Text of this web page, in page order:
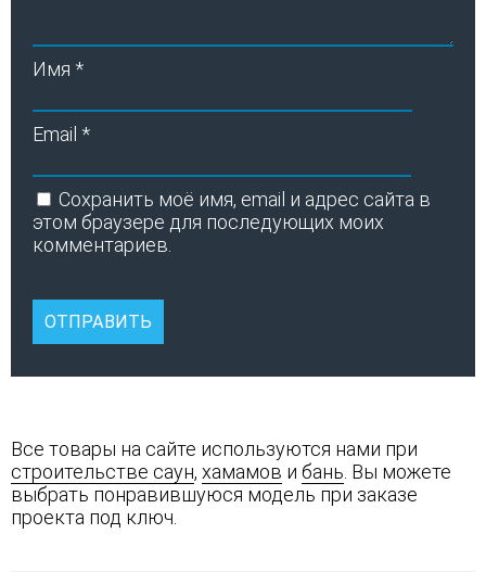
Имя *
Email *
Сохранить моё имя, email и адрес сайта в
этом браузере для последующих моих
комментариев.
Все товары на сайте используются нами при
строительстве саун, хамамов и бань . Вы можете
выбрать понравившуюся модель при заказе
проекта под ключ.